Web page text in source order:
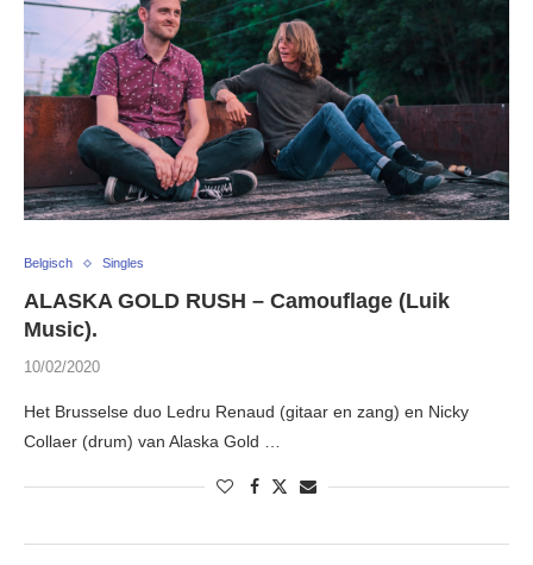
Belgisch Singles
ALASKA GOLD RUSH – Camouflage (Luik
Music).
10/02/2020
Het Brusselse duo Ledru Renaud (gitaar en zang) en Nicky
Collaer (drum) van Alaska Gold …